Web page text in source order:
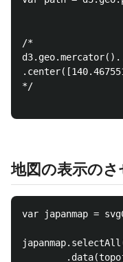
/*
d3.geo.mercator()...
*/
地図の表示のさ
var japanmap =